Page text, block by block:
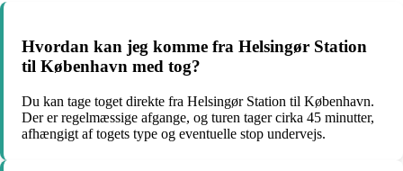
Hvordan kan jeg komme fra Helsingør Station
til København med tog?
Du kan tage toget direkte fra Helsingør Station til København.
Der er regelmæssige afgange, og turen tager cirka 45 minutter,
afhængigt af togets type og eventuelle stop undervejs.